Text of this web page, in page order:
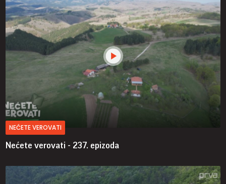
NEĆETE VEROVATI
Nećete verovati - 237. epizoda